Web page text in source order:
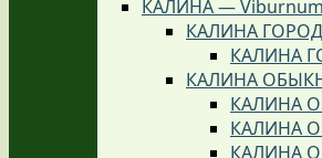
КАЛИНА — Viburnum
КАЛИНА
КАЛИНА
КАЛИНА
КАЛИНА
КАЛИНА
КАЛИНА